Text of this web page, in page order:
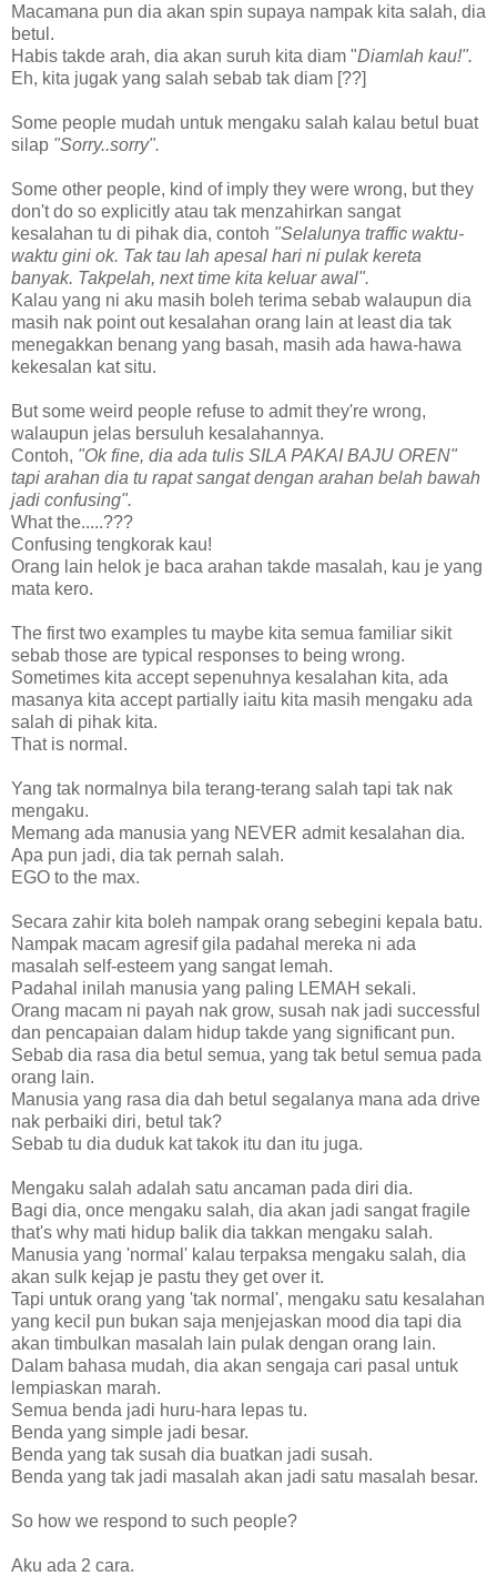
Macamana pun dia akan spin supaya nampak kita salah, dia
betul.
Habis takde arah, dia akan suruh kita diam "Diamlah kau!".
Eh, kita jugak yang salah sebab tak diam [??]
Some people mudah untuk mengaku salah kalau betul buat
silap "Sorry..sorry".
Some other people, kind of imply they were wrong, but they
don't do so explicitly atau tak menzahirkan sangat
kesalahan tu di pihak dia, contoh "Selalunya traffic waktu-
waktu gini ok. Tak tau lah apesal hari ni pulak kereta
banyak. Takpelah, next time kita keluar awal".
Kalau yang ni aku masih boleh terima sebab walaupun dia
masih nak point out kesalahan orang lain at least dia tak
menegakkan benang yang basah, masih ada hawa-hawa
kekesalan kat situ.
But some weird people refuse to admit they're wrong,
walaupun jelas bersuluh kesalahannya.
Contoh, "Ok fine, dia ada tulis SILA PAKAI BAJU OREN"
tapi arahan dia tu rapat sangat dengan arahan belah bawah
jadi confusing".
What the.....???
Confusing tengkorak kau!
Orang lain helok je baca arahan takde masalah, kau je yang
mata kero.
The first two examples tu maybe kita semua familiar sikit
sebab those are typical responses to being wrong.
Sometimes kita accept sepenuhnya kesalahan kita, ada
masanya kita accept partially iaitu kita masih mengaku ada
salah di pihak kita.
That is normal.
Yang tak normalnya bila terang-terang salah tapi tak nak
mengaku.
Memang ada manusia yang NEVER admit kesalahan dia.
Apa pun jadi, dia tak pernah salah.
EGO to the max.
Secara zahir kita boleh nampak orang sebegini kepala batu.
Nampak macam agresif gila padahal mereka ni ada
masalah self-esteem yang sangat lemah.
Padahal inilah manusia yang paling LEMAH sekali.
Orang macam ni payah nak grow, susah nak jadi successful
dan pencapaian dalam hidup takde yang significant pun.
Sebab dia rasa dia betul semua, yang tak betul semua pada
orang lain.
Manusia yang rasa dia dah betul segalanya mana ada drive
nak perbaiki diri, betul tak?
Sebab tu dia duduk kat takok itu dan itu juga.
Mengaku salah adalah satu ancaman pada diri dia.
Bagi dia, once mengaku salah, dia akan jadi sangat fragile
that's why mati hidup balik dia takkan mengaku salah.
Manusia yang 'normal' kalau terpaksa mengaku salah, dia
akan sulk kejap je pastu they get over it.
Tapi untuk orang yang 'tak normal', mengaku satu kesalahan
yang kecil pun bukan saja menjejaskan mood dia tapi dia
akan timbulkan masalah lain pulak dengan orang lain.
Dalam bahasa mudah, dia akan sengaja cari pasal untuk
lempiaskan marah.
Semua benda jadi huru-hara lepas tu.
Benda yang simple jadi besar.
Benda yang tak susah dia buatkan jadi susah.
Benda yang tak jadi masalah akan jadi satu masalah besar.
So how we respond to such people?
Aku ada 2 cara.